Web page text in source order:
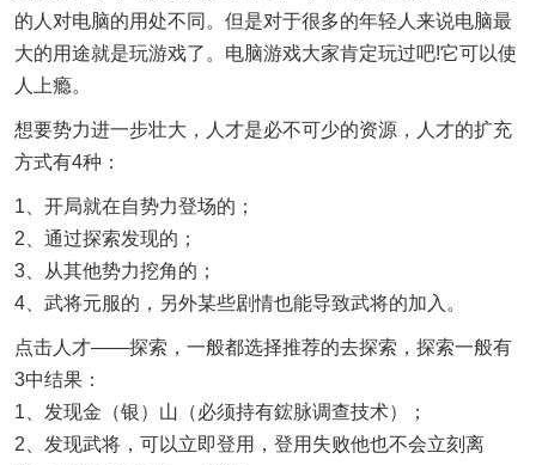
的人对电脑的用处不同。但是对于很多的年轻人来说电脑最
大的用途就是玩游戏了。电脑游戏大家肯定玩过吧!它可以使
人上瘾。
想要势力进一步壮大，人才是必不可少的资源，人才的扩充
方式有4种：
1、开局就在自势力登场的；
2、通过探索发现的；
3、从其他势力挖角的；
4、武将元服的，另外某些剧情也能导致武将的加入。
点击人才——探索，一般都选择推荐的去探索，探索一般有
3中结果：
1、发现金（银）山（必须持有鋐脉调查技术）；
2、发现武将，可以立即登用，登用失败他也不会立刻离